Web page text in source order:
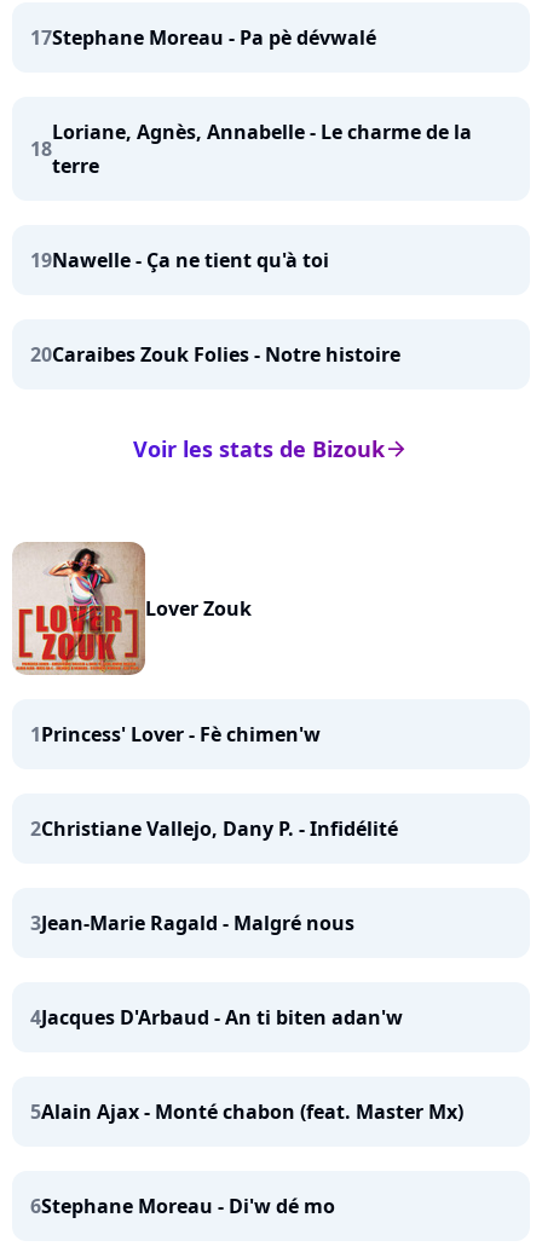
17Stephane Moreau - Pa pè dévwalé
18
Loriane, Agnès, Annabelle - Le charme de la
terre
19Nawelle - Ça ne tient qu'à toi
20Caraibes Zouk Folies - Notre histoire
arrow_right
Voir les stats de Bizouk
Lover Zouk
1Princess' Lover - Fè chimen'w
2Christiane Vallejo, Dany P. - Infidélité
3Jean-Marie Ragald - Malgré nous
4Jacques D'Arbaud - An ti biten adan'w
5Alain Ajax - Monté chabon (feat. Master Mx)
6Stephane Moreau - Di'w dé mo